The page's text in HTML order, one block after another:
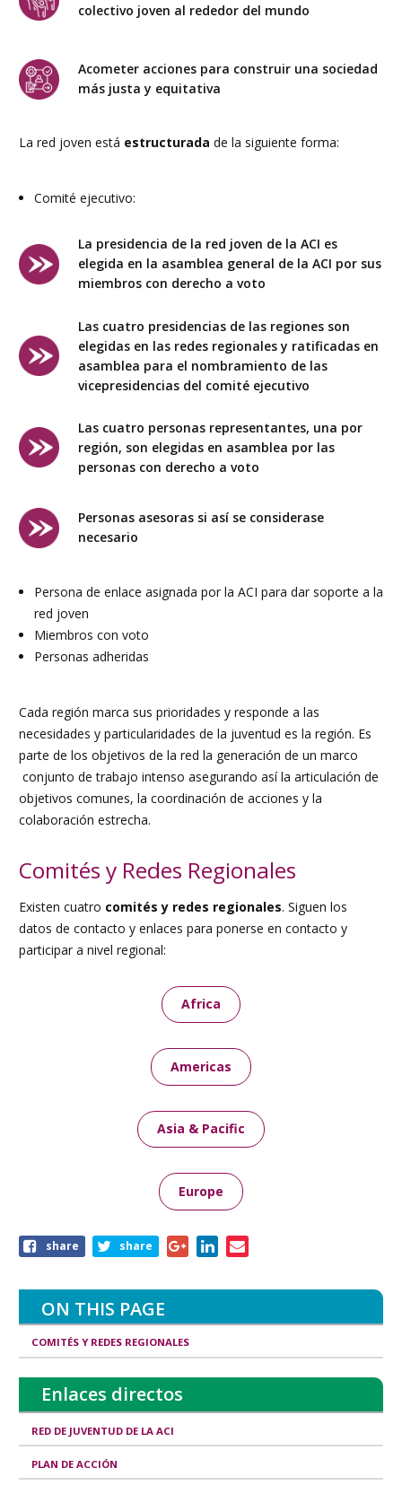
colectivo joven al rededor del mundo
Acometer acciones para construir una sociedad
más justa y equitativa
La red joven está estructurada de la siguiente forma:
Comité ejecutivo:
La presidencia de la red joven de la ACI es
elegida en la asamblea general de la ACI por sus
miembros con derecho a voto
Las cuatro presidencias de las regiones son
elegidas en las redes regionales y ratificadas en
asamblea para el nombramiento de las
vicepresidencias del comité ejecutivo
Las cuatro personas representantes, una por
región, son elegidas en asamblea por las
personas con derecho a voto
Personas asesoras si así se considerase
necesario
Persona de enlace asignada por la ACI para dar soporte a la
red joven
Miembros con voto
Personas adheridas
Cada región marca sus prioridades y responde a las
necesidades y particularidades de la juventud es la región. Es
parte de los objetivos de la red la generación de un marco
conjunto de trabajo intenso asegurando así la articulación de
objetivos comunes, la coordinación de acciones y la
colaboración estrecha.
Comités y Redes Regionales
Existen cuatro comités y redes regionales. Siguen los
datos de contacto y enlaces para ponerse en contacto y
participar a nivel regional:
Africa
Americas
Asia & Pacific
Europe
Shareshare share
ON THIS PAGE
COMITÉS Y REDES REGIONALES
Enlaces directos
RED DE JUVENTUD DE LA ACI
PLAN DE ACCIÓN